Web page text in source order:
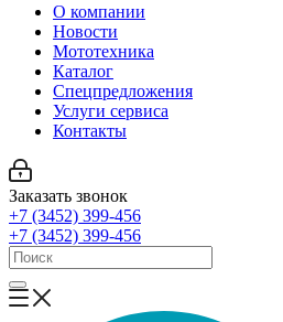
О компании
Новости
Мототехника
Каталог
Спецпредложения
Услуги сервиса
Контакты
Заказать звонок
+7 (3452) 399-456
+7 (3452) 399-456